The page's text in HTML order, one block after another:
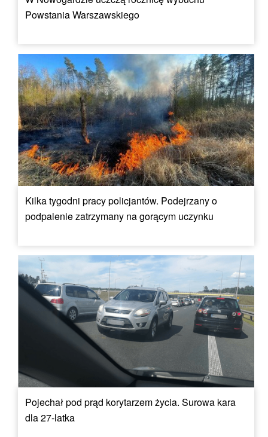
Powstania Warszawskiego
Kilka tygodni pracy policjantów. Podejrzany o
podpalenie zatrzymany na gorącym uczynku
Pojechał pod prąd korytarzem życia. Surowa kara
dla 27-latka